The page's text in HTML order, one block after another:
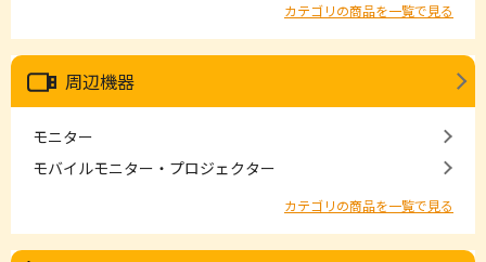
カテゴリの商品を一覧で見る
周辺機器
モニター
モバイルモニター・プロジェクター
カテゴリの商品を一覧で見る